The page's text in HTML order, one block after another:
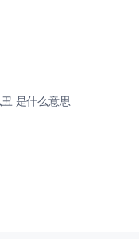
开发者把这个应用的图标设计得这么丑 是什么意思